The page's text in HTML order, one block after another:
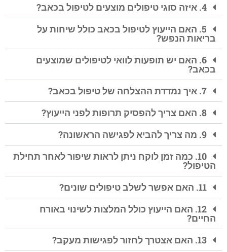
4. איזה סוגי טיפולים מוצעים לטיפול בכאב?
5. האם הייעוץ לטיפול בכאב כולל שיחות על
בריאות הנפש?
6. האם יש תופעות לוואי לטיפולים שמוצעים
בכאב?
7. איך נמדדת ההצלחה של טיפול בכאב?
8. האם צריך להפסיק תרופות לפני הייעוץ?
9. מה צריך להביא לפגישה הראשונה?
10. כמה זמן לוקח ניתן לראות שיפור לאחר תחילת
הטיפול?
11. האם אפשר לשלב טיפולים שונים?
12. האם הייעוץ כולל המלצות לשינוי באורח
החיים?
13. האם אצטרך לחזור לפגישות מעקב?